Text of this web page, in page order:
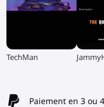
▶
TechMan ▶
Paiement en 3 ou